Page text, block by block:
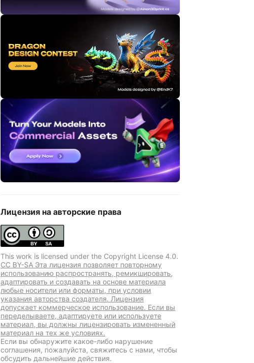
Лицензия на авторские права
This work is licensed under the Copyright License 4.0.
CC BY-SA Эта лицензия позволяет повторному
использованию распространять, ремикшировать,
адаптировать и создавать на основе материала
любые носители или форматы, при условии
указания авторства создателя. Лицензия
допускает коммерческое использование. Если вы
переделываете, адаптируете или используете
материал, вы должны лицензировать измененный
материал на тех же условиях.
Если вы обнаружите какое-либо нарушение
соглашения, пожалуйста, свяжитесь с нами, чтобы
обсудить дальнейшие действия.